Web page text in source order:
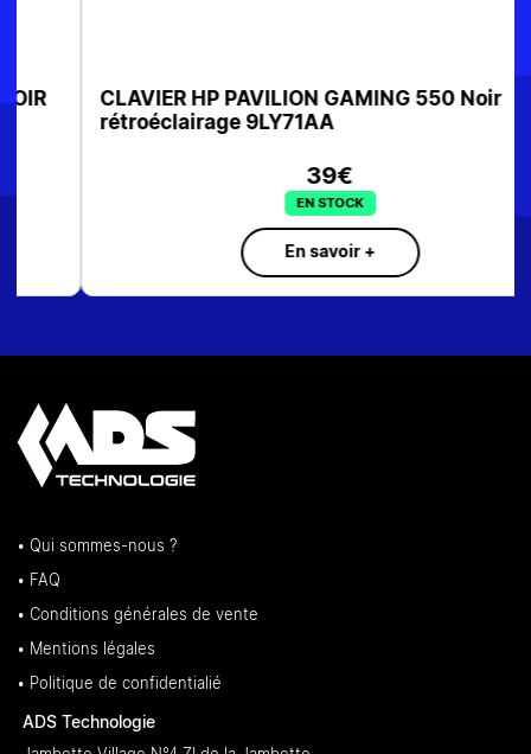
CLAVIER HP PAVILION GAMING 550 Noir
rétroéclairage 9LY71AA
EN STOCK
En savoir +
• Qui sommes-nous ?
• FAQ
• Conditions générales de vente
• Mentions légales
• Politique de confidentialié
ADS Technologie